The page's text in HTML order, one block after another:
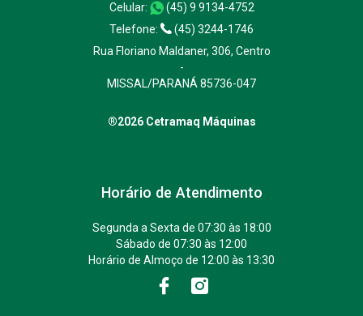
Celular:
(45) 9 9134-4752
Telefone:
(45) 3244-1746
Rua Floriano Maldaner, 306, Centro
-
MISSAL/PARANÁ 85736-047
®2026 Cetramaq Máquinas
Horário de Atendimento
Segunda a Sexta de 07:30 às 18:00
Sábado de 07:30 às 12:00
Horário de Almoço de 12:00 às 13:30